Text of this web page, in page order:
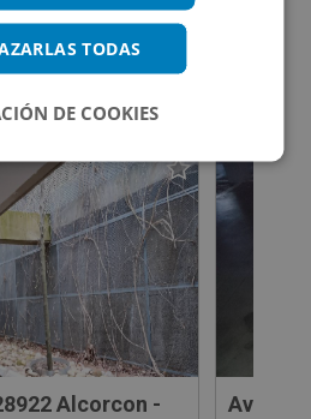
Alcorcon -
Avenida
TODAS
DE COOKIES